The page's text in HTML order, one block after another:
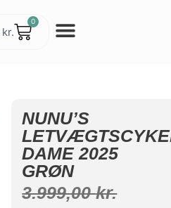
kr.
0
NUNU’S
DAME 2025
GRØN
3.999,00kr.